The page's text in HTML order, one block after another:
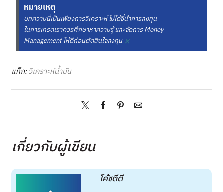
หมายเหตุ
บทความนี้เป็นเพียงการวิเคราะห์ ไม่ได้ชี้นำการลงทุน
ในการเทรดเราควรศึกษาหาความรู้ และจัดการ Money
Management ให้ดีก่อนตัดสินใจลงทุน ×
แท็ก:วิเคราะห์น้ำมัน
เกี่ยวกับผู้เขียน
โค้ชตี๋ตี๋